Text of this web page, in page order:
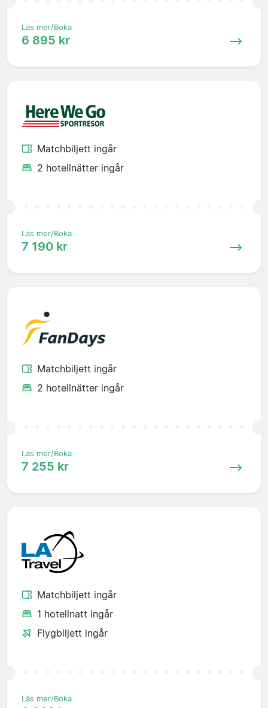
Läs mer/Boka
6 895 kr
Matchbiljett ingår
2 hotellnätter ingår
Läs mer/Boka
7 190 kr
Matchbiljett ingår
2 hotellnätter ingår
Läs mer/Boka
7 255 kr
Matchbiljett ingår
1 hotellnatt ingår
Flygbiljett ingår
Läs mer/Boka